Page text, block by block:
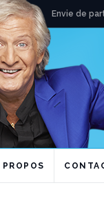
Envie de
PROPOS